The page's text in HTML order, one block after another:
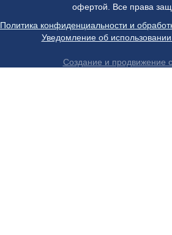
офертой. Все права
Политика конфиденциальности и
Уведомление об
Создание и продвижение